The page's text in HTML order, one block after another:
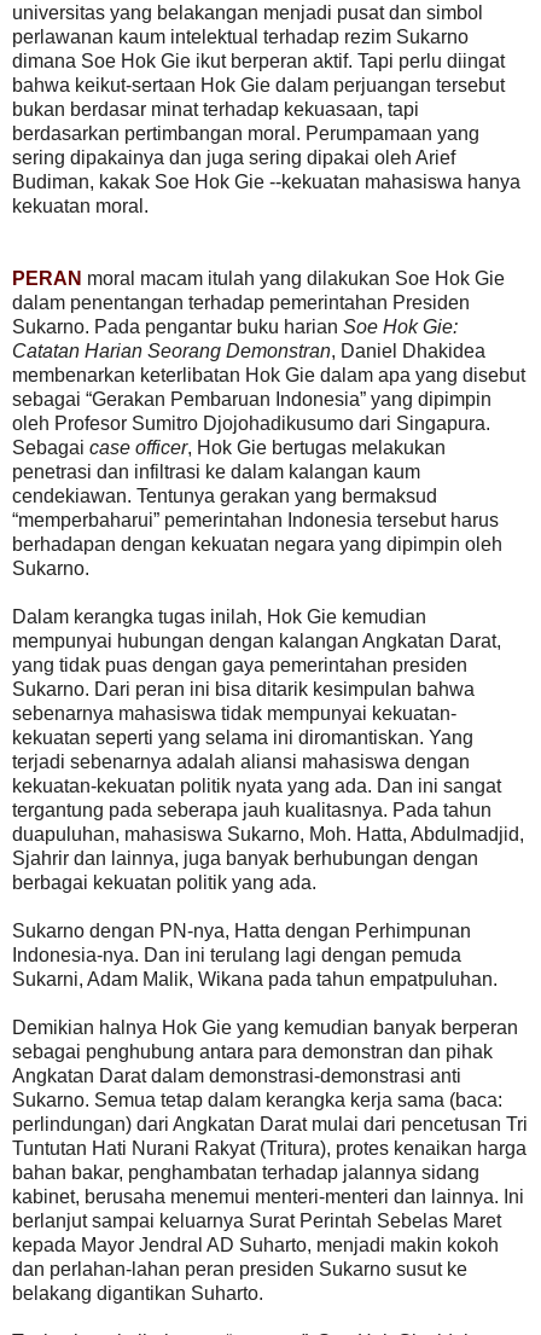
universitas yang belakangan menjadi pusat dan simbol
perlawanan kaum intelektual terhadap rezim Sukarno
dimana Soe Hok Gie ikut berperan aktif. Tapi perlu diingat
bahwa keikut-sertaan Hok Gie dalam perjuangan tersebut
bukan berdasar minat terhadap kekuasaan, tapi
berdasarkan pertimbangan moral. Perumpamaan yang
sering dipakainya dan juga sering dipakai oleh Arief
Budiman, kakak Soe Hok Gie --kekuatan mahasiswa hanya
kekuatan moral.
PERAN moral macam itulah yang dilakukan Soe Hok Gie
dalam penentangan terhadap pemerintahan Presiden
Sukarno. Pada pengantar buku harian Soe Hok Gie:
Catatan Harian Seorang Demonstran, Daniel Dhakidea
membenarkan keterlibatan Hok Gie dalam apa yang disebut
sebagai “Gerakan Pembaruan Indonesia” yang dipimpin
oleh Profesor Sumitro Djojohadikusumo dari Singapura.
Sebagai case officer, Hok Gie bertugas melakukan
penetrasi dan infiltrasi ke dalam kalangan kaum
cendekiawan. Tentunya gerakan yang bermaksud
“memperbaharui” pemerintahan Indonesia tersebut harus
berhadapan dengan kekuatan negara yang dipimpin oleh
Sukarno.
Dalam kerangka tugas inilah, Hok Gie kemudian
mempunyai hubungan dengan kalangan Angkatan Darat,
yang tidak puas dengan gaya pemerintahan presiden
Sukarno. Dari peran ini bisa ditarik kesimpulan bahwa
sebenarnya mahasiswa tidak mempunyai kekuatan-
kekuatan seperti yang selama ini diromantiskan. Yang
terjadi sebenarnya adalah aliansi mahasiswa dengan
kekuatan-kekuatan politik nyata yang ada. Dan ini sangat
tergantung pada seberapa jauh kualitasnya. Pada tahun
duapuluhan, mahasiswa Sukarno, Moh. Hatta, Abdulmadjid,
Sjahrir dan lainnya, juga banyak berhubungan dengan
berbagai kekuatan politik yang ada.
Sukarno dengan PN-nya, Hatta dengan Perhimpunan
Indonesia-nya. Dan ini terulang lagi dengan pemuda
Sukarni, Adam Malik, Wikana pada tahun empatpuluhan.
Demikian halnya Hok Gie yang kemudian banyak berperan
sebagai penghubung antara para demonstran dan pihak
Angkatan Darat dalam demonstrasi-demonstrasi anti
Sukarno. Semua tetap dalam kerangka kerja sama (baca:
perlindungan) dari Angkatan Darat mulai dari pencetusan Tri
Tuntutan Hati Nurani Rakyat (Tritura), protes kenaikan harga
bahan bakar, penghambatan terhadap jalannya sidang
kabinet, berusaha menemui menteri-menteri dan lainnya. Ini
berlanjut sampai keluarnya Surat Perintah Sebelas Maret
kepada Mayor Jendral AD Suharto, menjadi makin kokoh
dan perlahan-lahan peran presiden Sukarno susut ke
belakang digantikan Suharto.